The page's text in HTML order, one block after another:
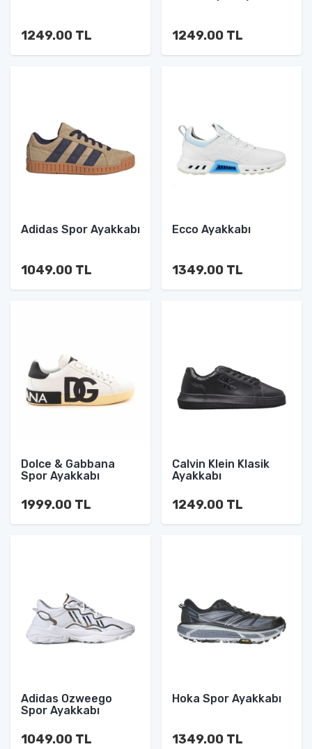
1249.00 TL 1249.00 TL
Adidas Spor Ayakkabı
1049.00 TL
Ecco Ayakkabı
1349.00 TL
Dolce & Gabbana
Spor Ayakkabı
1999.00 TL
Calvin Klein Klasik
Ayakkabı
1249.00 TL
Adidas Ozweego
Spor Ayakkabı
1049.00 TL
Hoka Spor Ayakkabı
1349.00 TL